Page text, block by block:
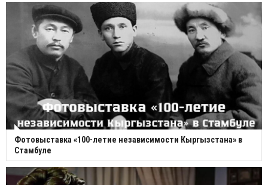
Фотовыставка «100-летие независимости Кыргызстана» в
Стамбуле